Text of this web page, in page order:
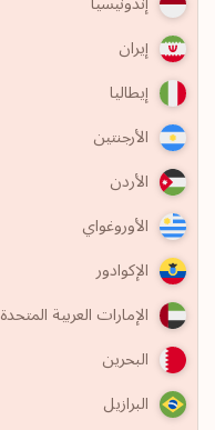
إيران
إيطاليا
الأرجنتين
الأردن
الأوروغواي
الإكوادور
الإمارات العربية المتحدة
البحرين
البرازيل